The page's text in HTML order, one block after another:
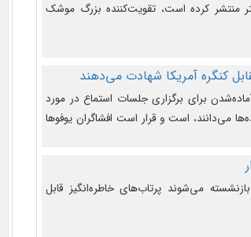
کرده است، تقویت‌کننده بزرگ موشک
کنگره آمریکا شهادت می‌دهند
برای برگزاری جلسات استماع در مورد
می‌دانند، است و قرار است افشاگران یوفوها
می‌شوند پرتاب‌های خاطره‌انگیز قابل